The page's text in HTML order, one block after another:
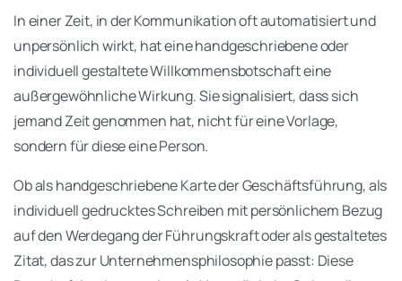
In einer Zeit, in der Kommunikation oft automatisiert und
unpersönlich wirkt, hat eine handgeschriebene oder
individuell gestaltete Willkommensbotschaft eine
außergewöhnliche Wirkung. Sie signalisiert, dass sich
jemand Zeit genommen hat, nicht für eine Vorlage,
sondern für diese eine Person.
Ob als handgeschriebene Karte der Geschäftsführung, als
individuell gedrucktes Schreiben mit persönlichem Bezug
auf den Werdegang der Führungskraft oder als gestaltetes
Zitat, das zur Unternehmensphilosophie passt: Diese